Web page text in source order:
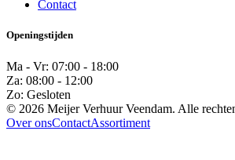
Contact
Openingstijden
Ma - Vr: 07:00 - 18:00
Za: 08:00 - 12:00
Zo: Gesloten
© 2026 Meijer Verhuur Veendam. Alle
Over onsContactAssortiment